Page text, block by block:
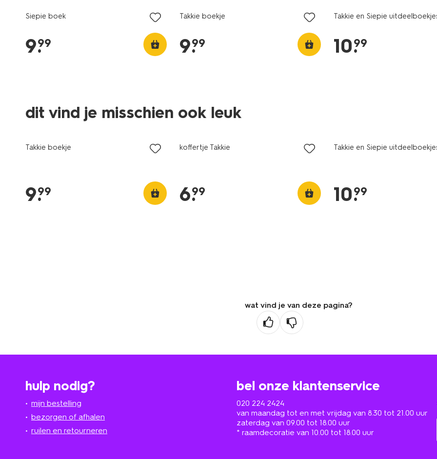
Siepie boek
9.
99
Takkie boekje
9.
99
Takkie en Siepie
10.
99
dit vind je misschien ook leuk
Takkie boekje
9.
99
koffertje Takkie
6.
99
Takkie en Siepie
10.
99
wat vind je van deze pagina?
hulp nodig?
mijn bestelling
bezorgen of afhalen
ruilen en retourneren
bel onze klantenservice
020 224 2424
van maandag tot en met vrijdag van 8.30 tot 21.00 uur
zaterdag van 09.00 tot 18.00 uur
* raamdecoratie van 10.00 tot 18.00 uur